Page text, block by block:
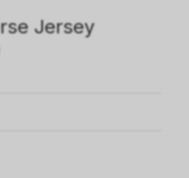
Jersey